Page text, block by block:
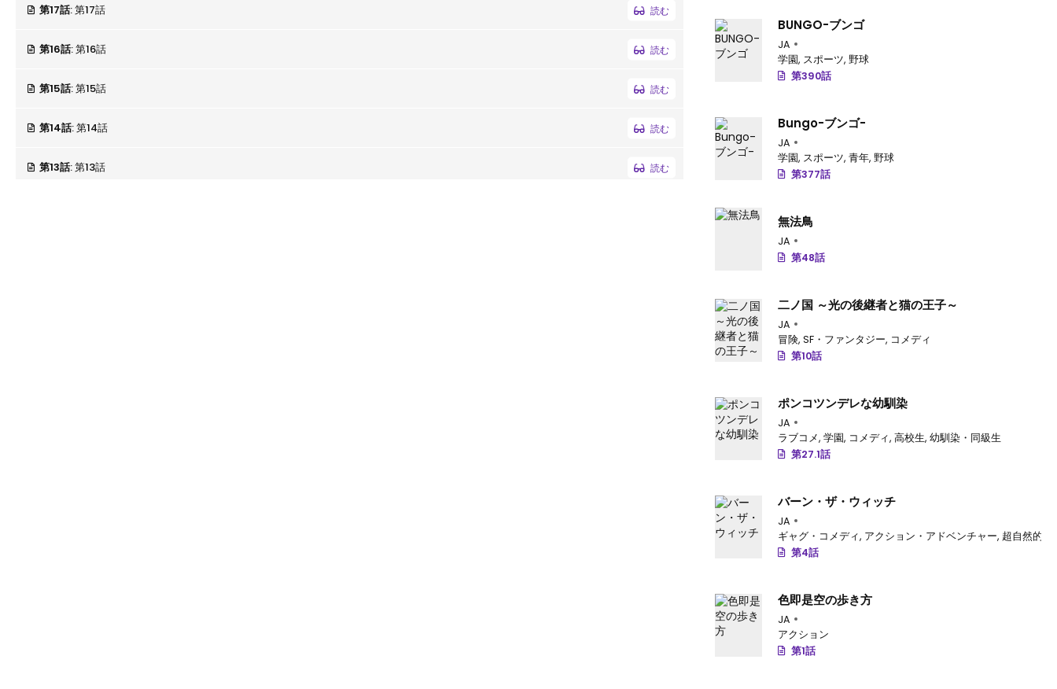
第17話: 第17話 読む
第16話: 第16話 読む
第15話: 第15話 読む
第14話: 第14話 読む
第13話: 第13話 読む
BUNGO-ブンゴ
JA
学園, スポーツ,野球
第390話
Bungo-ブンゴ-
JA
学園, スポーツ,青年,野球
第377話
無法鳥
JA
第48話
二ノ国 ～光の後継者と猫の王子～
JA
冒険,SF・ファンタジー, コメディ
第10話
ポンコツンデレな幼馴染
JA
ラブコメ,学園, コメディ,高校生,幼馴染・同級生
第27.1話
バーン・ザ・ウィッチ
JA
ギャグ・コメディ, アクション・アドベンチャー, 超自然的
第4話
色即是空の歩き方
JA
アクション
第1話